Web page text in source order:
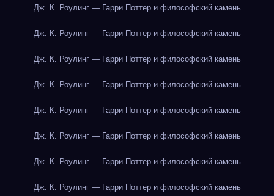
Дж. К. Роулинг — Гарри Поттер и философский камень
Дж. К. Роулинг — Гарри Поттер и философский камень
Дж. К. Роулинг — Гарри Поттер и философский камень
Дж. К. Роулинг — Гарри Поттер и философский камень
Дж. К. Роулинг — Гарри Поттер и философский камень
Дж. К. Роулинг — Гарри Поттер и философский камень
Дж. К. Роулинг — Гарри Поттер и философский камень
Дж. К. Роулинг — Гарри Поттер и философский камень